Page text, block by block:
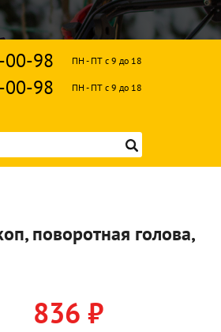
00-98 ПН - ПТ с 9 до 18
00-98 ПН - ПТ с 9 до 18
поворотная голова,
836 ₽